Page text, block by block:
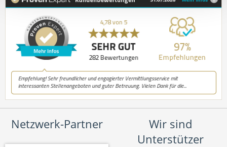
Netzwerk-Partner
Wir sind
Unterstützer